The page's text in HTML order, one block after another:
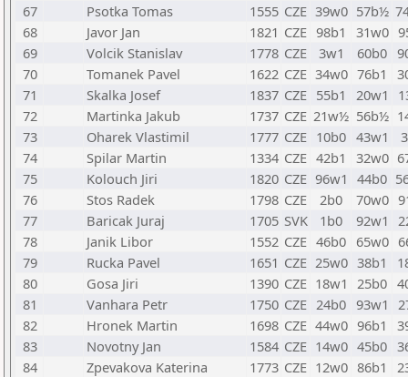
67
Psotka Tomas 1555 CZE 39w0 57b½
68
Javor Jan 1821 CZE 98b1 31w0
69
Volcik Stanislav 1778 CZE 3w1 60b0
70
Tomanek Pavel 1622 CZE 34w0 76b1
71
Skalka Josef 1837 CZE 55b1 20w1
72
Martinka Jakub 1737 CZE 21w½ 56b½
73
Oharek Vlastimil 1777 CZE 10b0 43w1
74
Spilar Martin 1334 CZE 42b1 32w0
75
Kolouch Jiri 1820 CZE 96w1 44b0
76
Stos Radek 1798 CZE 2b0 70w0
77
Baricak Juraj 1705 SVK 1b0 92w1
78
Janik Libor 1552 CZE 46b0 65w0
79
Rucka Pavel 1651 CZE 25w0 38b1
80
Gosa Jiri 1390 CZE 18w1 25b0
81
Vanhara Petr 1750 CZE 24b0 93w1
82
Hronek Martin 1698 CZE 44w0 96b1
83
Novotny Jan 1584 CZE 14w0 45b0
84
Zpevakova Katerina 1773 CZE 12w0 86b1